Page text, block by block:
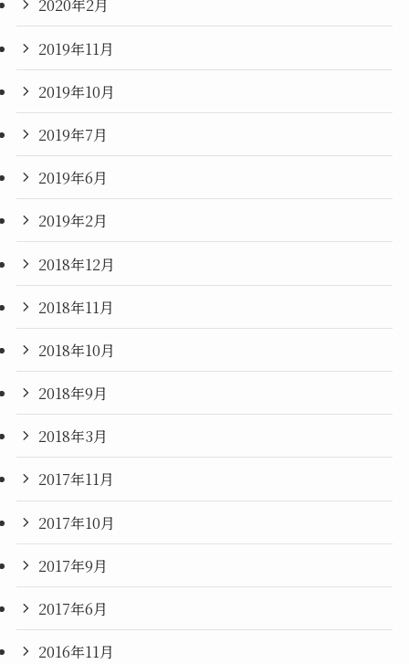
2020年2月
2019年11月
2019年10月
2019年7月
2019年6月
2019年2月
2018年12月
2018年11月
2018年10月
2018年9月
2018年3月
2017年11月
2017年10月
2017年9月
2017年6月
2016年11月